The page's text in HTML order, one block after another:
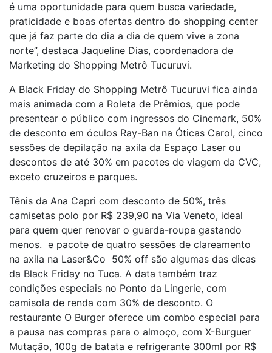
é uma oportunidade para quem busca variedade,
praticidade e boas ofertas dentro do shopping center
que já faz parte do dia a dia de quem vive a zona
norte”, destaca Jaqueline Dias, coordenadora de
Marketing do Shopping Metrô Tucuruvi.
A Black Friday do Shopping Metrô Tucuruvi fica ainda
mais animada com a Roleta de Prêmios, que pode
presentear o público com ingressos do Cinemark, 50%
de desconto em óculos Ray-Ban na Óticas Carol, cinco
sessões de depilação na axila da Espaço Laser ou
descontos de até 30% em pacotes de viagem da CVC,
exceto cruzeiros e parques.
Tênis da Ana Capri com desconto de 50%, três
camisetas polo por R$ 239,90 na Via Veneto, ideal
para quem quer renovar o guarda-roupa gastando
menos. e pacote de quatro sessões de clareamento
na axila na Laser&Co 50% off são algumas das dicas
da Black Friday no Tuca. A data também traz
condições especiais no Ponto da Lingerie, com
camisola de renda com 30% de desconto. O
restaurante O Burger oferece um combo especial para
a pausa nas compras para o almoço, com X-Burguer
Mutação, 100g de batata e refrigerante 300ml por R$